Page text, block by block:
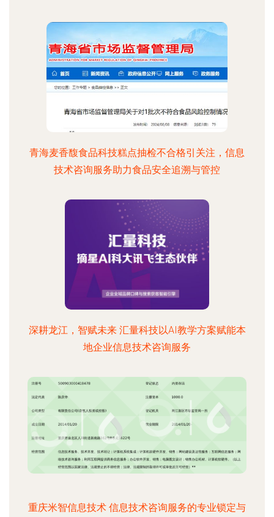
青海麦香馥食品科技糕点抽检不合格引关注，信息
技术咨询服务助力食品安全追溯与管控
深耕龙江，智赋未来 汇量科技以AI教学方案赋能本
地企业信息技术咨询服务
重庆米智信息技术 信息技术咨询服务的专业锁定与